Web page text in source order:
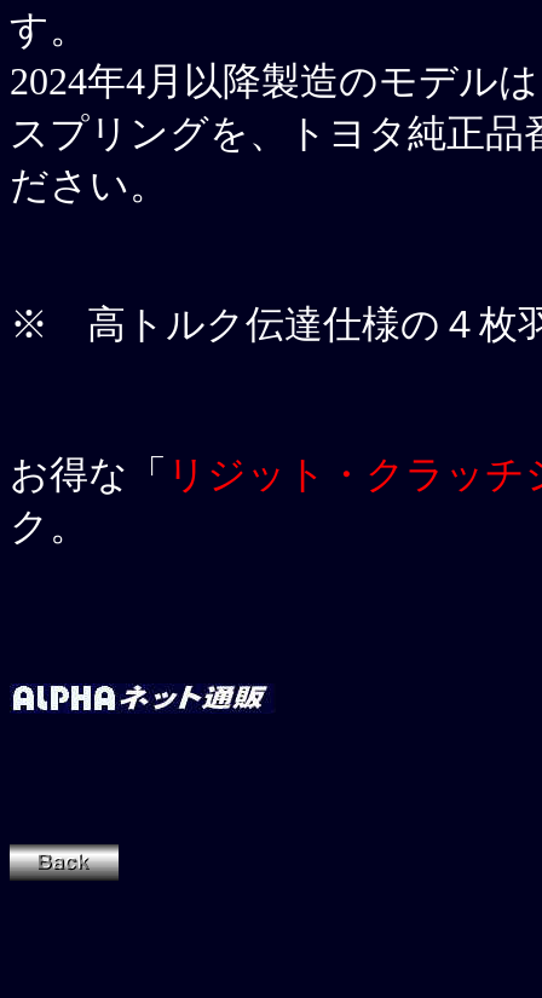
す。
2024年4月以降製造のモデル
スプリングを、トヨタ純正品
ださい。
※ 高トルク伝達仕様の４枚
お得な「 リジット・クラッ
ク。